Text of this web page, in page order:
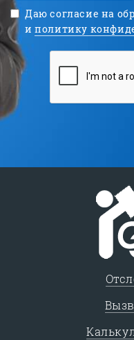
Даю согласие на
иполитику